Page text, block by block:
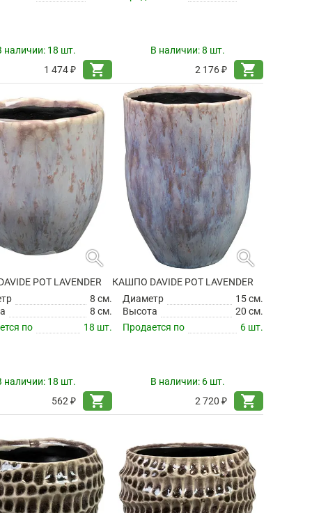
наличии: 18 шт.
1 474 ₽
shopping_cart
В наличии:8 шт.
2 176 ₽
shopping_cart
search
POT LAVENDER
8 см.
8 см.
по
18 шт.
наличии: 18 шт.
562 ₽
shopping_cart
search
КАШПО DAVIDE POT LAVENDER
Диаметр
15 см.
Высота
20 см.
Продается по
6 шт.
В наличии: 6 шт.
2 720 ₽
shopping_cart